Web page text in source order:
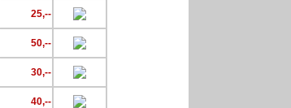
25,--
50,--
30,--
40,--